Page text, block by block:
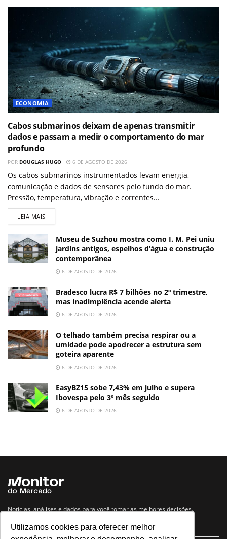
Utilizamos cookies para oferecer melhor
ECONOMIA
Cabos submarinos deixam de apenas transmitir
dados e passam a medir o comportamento do mar
profundo
POR DOUGLAS HUGO 6 DE AGOSTO DE 2026
Os cabos submarinos instrumentados levam energia,
comunicação e dados de sensores pelo fundo do mar.
Pressão, temperatura, vibração e correntes...
LEIA MAIS
Museu de Suzhou mostra como I. M. Pei uniu
jardins antigos, espelhos d’água e construção
contemporânea
6 DE AGOSTO DE 2026
Bradesco lucra R$ 7 bilhões no 2º trimestre,
mas inadimplência acende alerta
6 DE AGOSTO DE 2026
O telhado também precisa respirar ou a
umidade pode apodrecer a estrutura sem
goteira aparente
6 DE AGOSTO DE 2026
EasyBZ15 sobe 7,43% em julho e supera
Ibovespa pelo 3º mês seguido
6 DE AGOSTO DE 2026
Notícias, análises e dados para você tomar as melhores decisões.
Navegue no site